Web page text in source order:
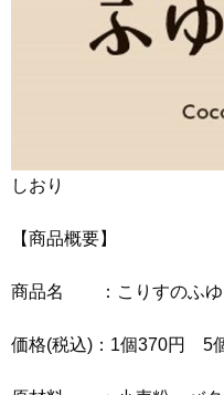
しおり
【商品概要】
商品名 ：こりすのふゆ
価格(税込)：1個370円 5